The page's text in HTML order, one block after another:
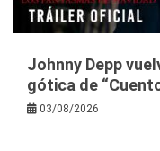
Johnny Depp
gótica de
03/08/2026